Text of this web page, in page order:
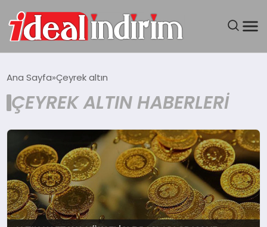
BILGISAYAR
DÜNYA
SEYAHAT
TEKNOLOJI
YAŞAM
Ana Sayfa Çeyrek altın
ÇEYREK ALTIN HABERLERI